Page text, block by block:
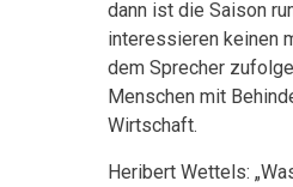
dann ist die Saison
interessieren keinen
dem Sprecher
Menschen mit
Wirtschaft.
Heribert Wettels: